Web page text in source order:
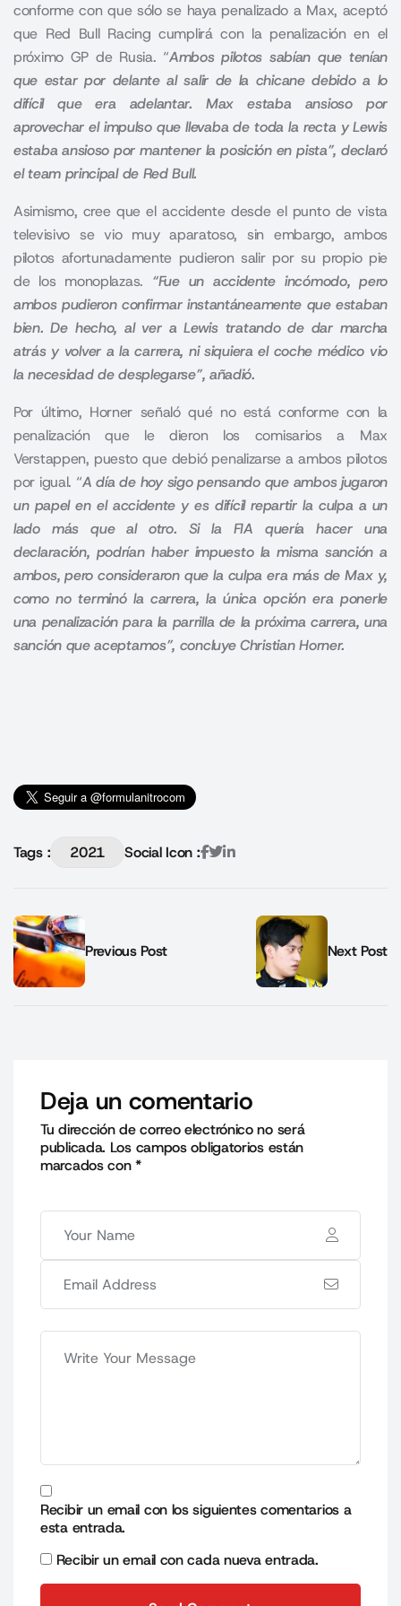
conforme con que sólo se haya penalizado a Max, aceptó
que Red Bull Racing cumplirá con la penalización en el
próximo GP de Rusia. “Ambos pilotos sabían que tenían
que estar por delante al salir de la chicane debido a lo
difícil que era adelantar. Max estaba ansioso por
aprovechar el impulso que llevaba de toda la recta y Lewis
estaba ansioso por mantener la posición en pista”, declaró
el team principal de Red Bull.
Asimismo, cree que el accidente desde el punto de vista
televisivo se vio muy aparatoso, sin embargo, ambos
pilotos afortunadamente pudieron salir por su propio pie
de los monoplazas. “Fue un accidente incómodo, pero
ambos pudieron confirmar instantáneamente que estaban
bien. De hecho, al ver a Lewis tratando de dar marcha
atrás y volver a la carrera, ni siquiera el coche médico vio
la necesidad de desplegarse”, añadió.
Por último, Horner señaló qué no está conforme con la
penalización que le dieron los comisarios a Max
Verstappen, puesto que debió penalizarse a ambos pilotos
por igual. “A día de hoy sigo pensando que ambos jugaron
un papel en el accidente y es difícil repartir la culpa a un
lado más que al otro. Si la FIA quería hacer una
declaración, podrían haber impuesto la misma sanción a
ambos, pero consideraron que la culpa era más de Max y,
como no terminó la carrera, la única opción era ponerle
una penalización para la parrilla de la próxima carrera, una
sanción que aceptamos”, concluye Christian Horner.
Tags : 2021 Social Icon :
Previous Post Next Post
Deja un comentario
Tu dirección de correo electrónico no será
publicada. Los campos obligatorios están
marcados con*
Recibir un email con los siguientes comentarios a
esta entrada.
Recibir un email con cada nueva entrada.